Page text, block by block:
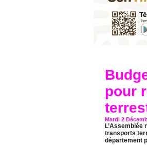
pour
Mardi 2
L’Assemblée
transports
département